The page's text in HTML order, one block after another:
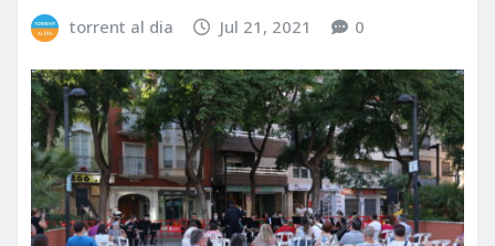
torrent al dia Jul 21, 2021 0